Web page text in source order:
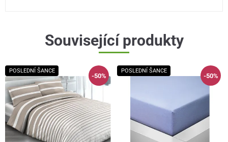
Související produkty
POSLEDNÍ ŠANCE
-50%
POSLEDNÍ ŠANCE
-50%